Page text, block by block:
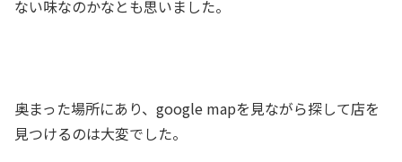
ない味なのかなとも思いました。
奥まった場所にあり、google mapを見ながら探して店を
見つけるのは大変でした。